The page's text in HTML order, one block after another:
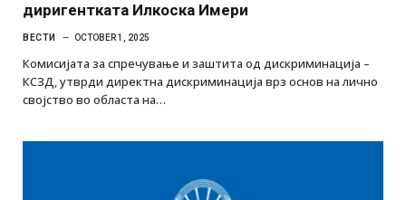
диригентката Илкоска Имери
ВЕСТИ OCTOBER 1, 2025
Комисијата за спречување и заштита од дискриминација –
КСЗД, утврди директна дискриминација врз основ на лично
својство во областа на…